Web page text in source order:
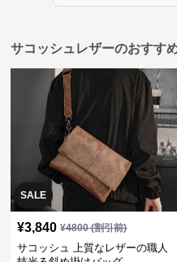
サコッシュレザーのおすす
SALE
¥3,840 ¥4800(割引前)
サコッシュ 上質なレザーの職人